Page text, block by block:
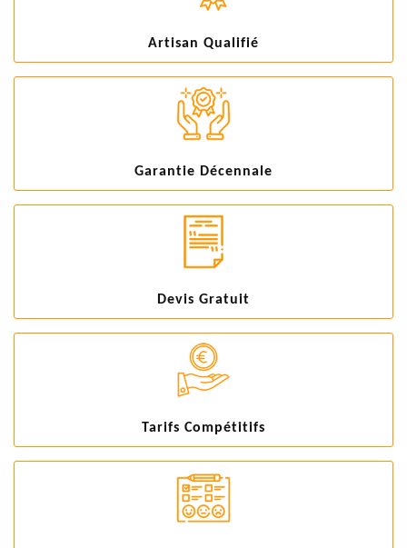
Artisan Qualifié
Garantie Décennale
Devis Gratuit
Tarifs Compétitifs